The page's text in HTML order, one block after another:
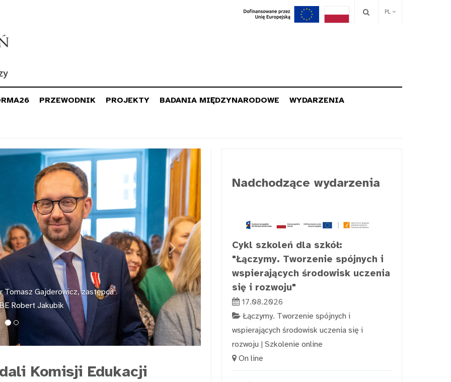
PL
PRZEWODNIK PROJEKTY BADANIA MIĘDZYNARODOWE WYDARZENIA
Gajderowicz, zastępca
Robert Jakubik
Next
Komisji Edukacji
Nadchodzące wydarzenia
Cykl szkoleń dla szkół:
"Łączymy. Tworzenie spójnych i
wspierających środowisk uczenia
się i rozwoju"
17.08.2026
Łączymy. Tworzenie spójnych i
wspierających środowisk uczenia się i
rozwoju | Szkolenie online
On line